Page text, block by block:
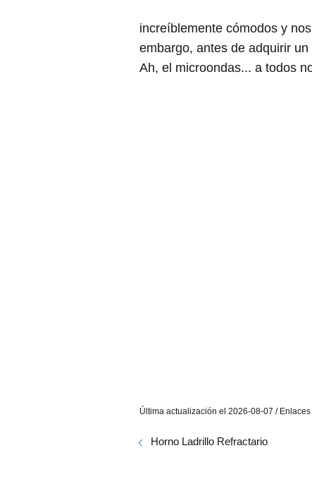
increíblemente cómodos y
embargo, antes de adquirir
Ah, el microondas... a todos
Última actualización el 2026-08-07 /
Horno Ladrillo Refractario